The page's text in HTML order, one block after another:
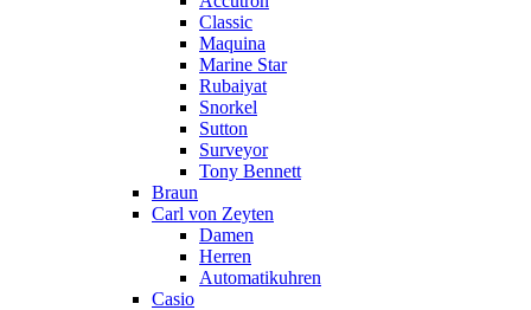
Classic
Maquina
Marine Star
Rubaiyat
Snorkel
Sutton
Surveyor
Tony Bennett
Braun
Carl von Zeyten
Damen
Herren
Automatikuhren
Casio